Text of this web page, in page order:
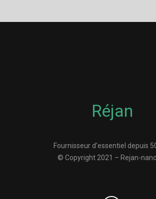
Réjan
Fournisseur d’essentiel depuis
© Copyright 2021 – Rejan-